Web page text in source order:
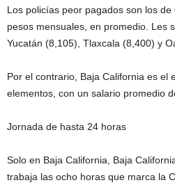
Los policías peor pagados son los
pesos mensuales, en promedio. Les
Yucatán (8,105), Tlaxcala (8,400) y
Por el contrario, Baja California es el
elementos, con un salario promedio
Jornada de hasta 24 horas
Solo en Baja California, Baja
trabaja las ocho horas que marca la